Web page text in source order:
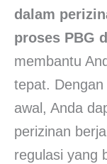
dalam
proses PBG
membantu
tepat.
awal, Anda
perizinan
regulasi yang